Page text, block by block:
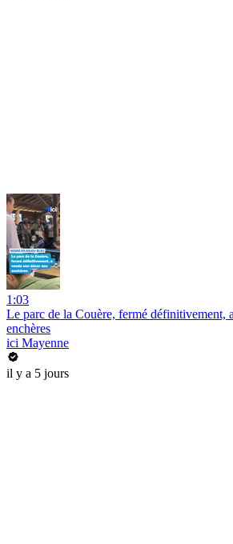
1:03
Le parc de la Couère, fermé définitivement,
enchères
ici Mayenne
il y a 5 jours